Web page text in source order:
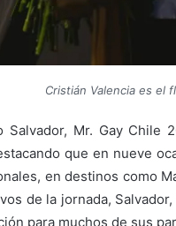
Cristián Valencia es el
Salvador, Mr. Gay
que en nueve
en destinos como
de la jornada,
para muchos de sus